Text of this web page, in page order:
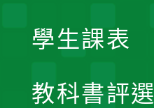
學生課表
教科書評選